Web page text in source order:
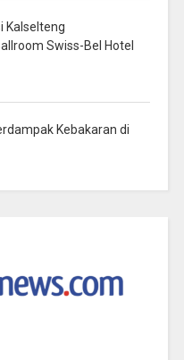
Kalselteng
Swiss-Bel Hotel
Kebakaran di